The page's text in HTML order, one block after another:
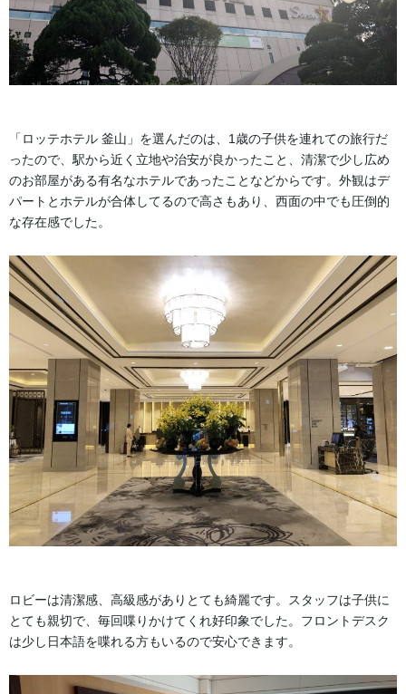
「ロッテホテル 釜山」を選んだのは、1歳の子供を連れての旅行だ
ったので、駅から近く立地や治安が良かったこと、清潔で少し広め
のお部屋がある有名なホテルであったことなどからです。外観はデ
パートとホテルが合体してるので高さもあり、西面の中でも圧倒的
な存在感でした。
ロビーは清潔感、高級感がありとても綺麗です。スタッフは子供に
とても親切で、毎回喋りかけてくれ好印象でした。フロントデスク
は少し日本語を喋れる方もいるので安心できます。